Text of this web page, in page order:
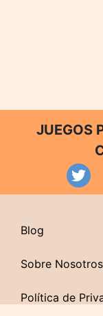
JUEGOS
Blog
Sobre Nosotros
Política de